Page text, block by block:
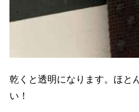
乾くと透明になります。ほと
い！